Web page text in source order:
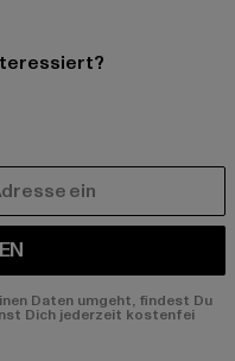
Daten umgeht, findest Du
Dich jederzeit kostenfei